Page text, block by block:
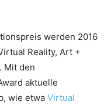
werden 2016
Reality, Art +
Mit den
aktuelle
wie etwa Virtual